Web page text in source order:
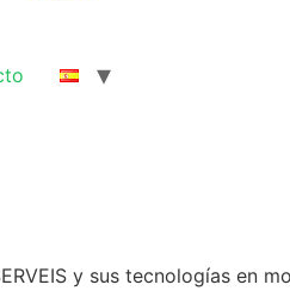
y sus tecnologías en